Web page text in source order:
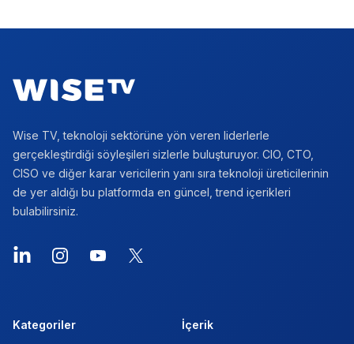
Wise TV, teknoloji sektörüne yön veren liderlerle
gerçekleştirdiği söyleşileri sizlerle buluşturuyor. CIO, CTO,
CISO ve diğer karar vericilerin yanı sıra teknoloji üreticilerinin
de yer aldığı bu platformda en güncel, trend içerikleri
bulabilirsiniz.
LinkedInInstagramYouTube
X
Kategoriler İçerik